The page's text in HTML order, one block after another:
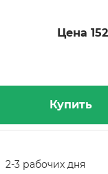
Цена
Купить
2-3 рабочих дня